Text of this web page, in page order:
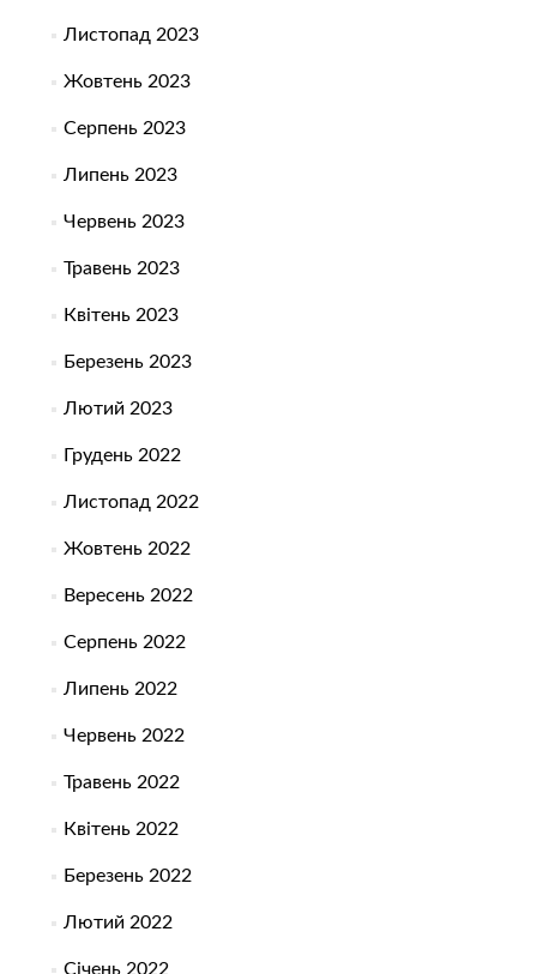
Листопад 2023
Жовтень 2023
Серпень 2023
Липень 2023
Червень 2023
Травень 2023
Квітень 2023
Березень 2023
Лютий 2023
Грудень 2022
Листопад 2022
Жовтень 2022
Вересень 2022
Серпень 2022
Липень 2022
Червень 2022
Травень 2022
Квітень 2022
Березень 2022
Лютий 2022
Січень 2022